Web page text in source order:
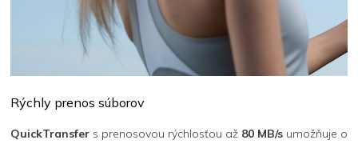
Rýchly prenos súborov
QuickTransfer s prenosovou rýchlosťou až 80 MB/s umožňuje